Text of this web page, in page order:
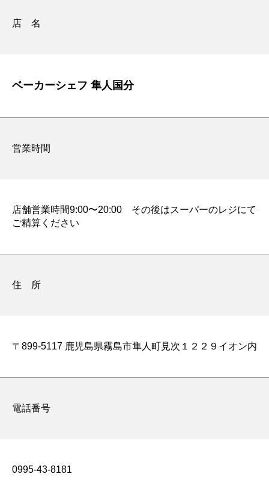
店 名
ベーカーシェフ 隼人国分
営業時間
店舗営業時間9:00〜20:00 その後はスーパーのレジにて
ご精算ください
住 所
〒899-5117 鹿児島県霧島市隼人町見次１２２９イオン内
電話番号
0995-43-8181